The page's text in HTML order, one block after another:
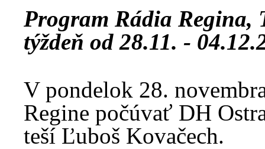
Program Rádia Regina,
týždeň od 28.11. -
V pondelok 28.
Regine počúvať DH
teší Ľuboš Kovačech.